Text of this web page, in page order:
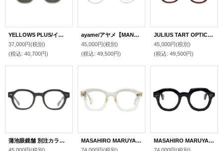
YELLOWS PLUS/イエローズプラス【GRANT】 117 47サイズ
37,000円(税別)
(税込: 40,700円)
ayame/アヤメ【MANRAY】TI 46サイズ
45,000円(税別)
(税込: 49,500円)
JULIUS TART OPTICAL/ジュリアス タート オプティカル【AR】Demi Amber 46/24サイズ
45,000円(税別)
(税込: 49,500円)
蒲池眼鏡舗 別注カラー OG × Oliver Goldsmith/オージーバイ・オリバーゴールドスミス【BETH】 D GREY 45サイズ
MASAHIRO MARUYAMA/マサヒロマルヤマ【MM-0108】4 Clear 46サイズ
MASAHIRO MARUYAMA/マサヒロマルヤマ【MM-0107】2 Ink 44サイズ